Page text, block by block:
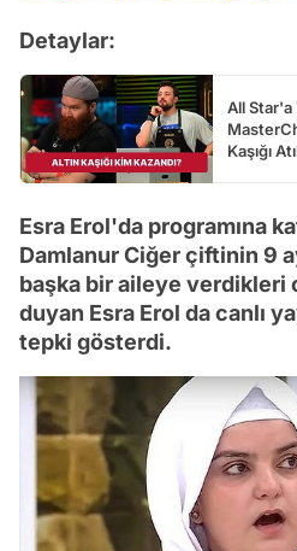
Detaylar:
All Star'a
Kaşığı
Esra Erol'da programına
Damlanur Ciğer çiftinin 9
başka bir aileye verdikleri
duyan Esra Erol da canlı
tepki gösterdi.